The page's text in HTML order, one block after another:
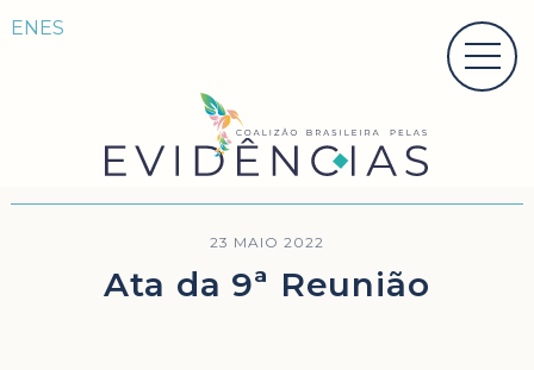
ENES
23 MAIO 2022
Ata da 9ª Reunião